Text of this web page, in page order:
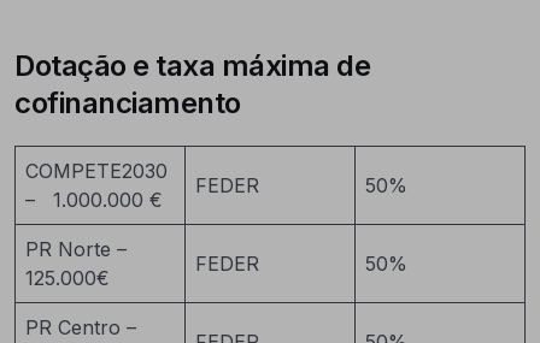
Dotação e taxa máxima de
cofinanciamento
COMPETE2030
– 1.000.000 €
FEDER 50%
PR Norte –
125.000€
FEDER 50%
PR Centro –